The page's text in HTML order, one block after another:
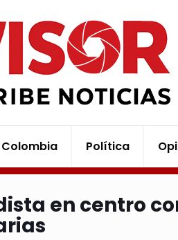
Colombia Política
en centro